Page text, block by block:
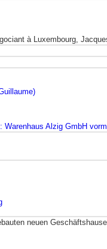
à Luxembourg,
Warenhaus Alzig GmbH
neuen